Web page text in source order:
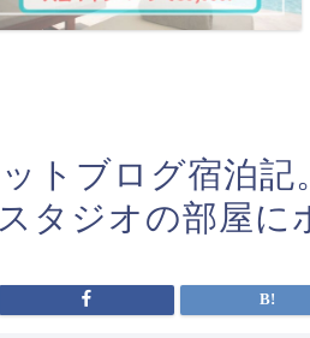
トブログ宿泊
タジオの部屋に